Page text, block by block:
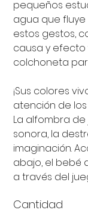
pequeños
agua que fluye
estos gestos,
causa y
colchoneta
¡Sus colores
atención de
La alfombra
sonora, la
imaginación.
abajo, el bebé
a través del
Cantidad